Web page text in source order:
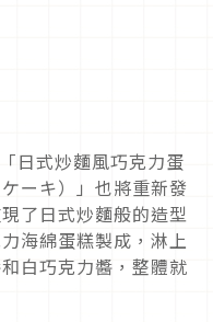
日式炒麵風巧克力蛋
ーキ）」也將重新發
了日式炒麵般的造型
海綿蛋糕製成，淋上
白巧克力醬，整體就